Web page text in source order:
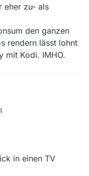
eher zu- als
den ganzen
rendern lässt lohnt
mit Kodi. IMHO.
in einen TV